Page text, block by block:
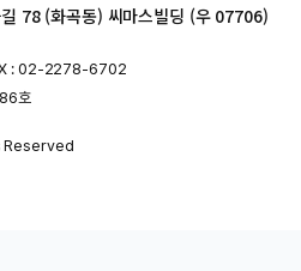
78 (화곡동) 씨마스빌딩 (우 07706)
: 02-2278-6702
호
Reserved